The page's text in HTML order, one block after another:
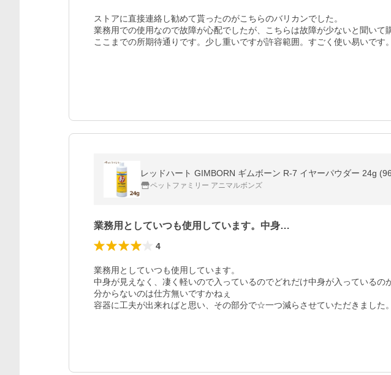
ストアに直接連絡し勧めて貰ったのがこちらのバリカンでした。
業務用での使用なので故障が心配でしたが、こちらは故障が少ないと聞いて
ここまでの所期待通りです。少し重いですが許容範囲。すごく使い易いです。
レッドハート GIMBORN ギムボーン R-7 イヤーパウダー 24g
ペットファミリー アニマルボンズ
業務用としていつも使用しています。中身…
4
業務用としていつも使用しています。
中身が見えなく、凄く軽いので入っているのでどれだけ中身が入っているの
分からないのは仕方無いですかねぇ
容器に工夫が出来ればと思い、その部分で☆一つ減らさせていただきました。